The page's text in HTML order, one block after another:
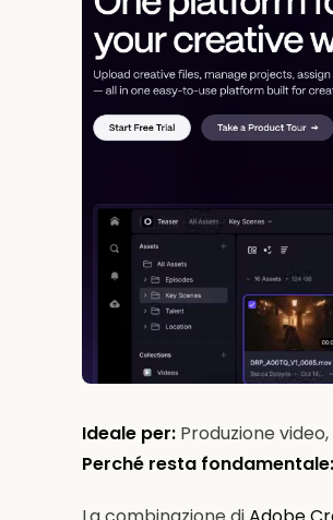
Ideale per: Produzione
Perché resta fondamentale: